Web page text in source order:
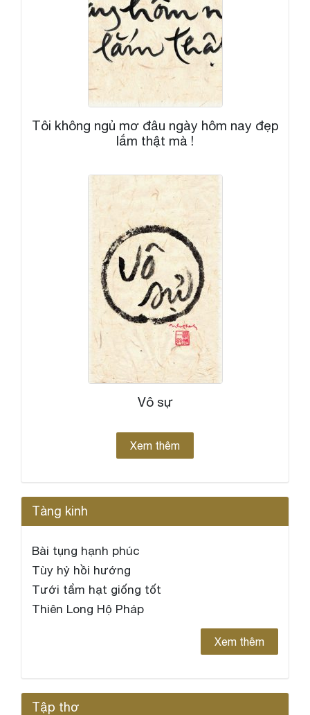
Tôi không ngủ mơ đâu ngày hôm nay đẹp
lắm thật mà !
Vô sự
Xem thêm
Tàng kinh
Bài tụng hạnh phúc
Tùy hỷ hồi hướng
Tưới tẩm hạt giống tốt
Thiên Long Hộ Pháp
Xem thêm
Tập thơ